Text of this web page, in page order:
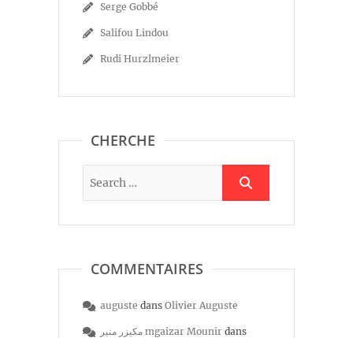
Serge Gobbé
Salifou Lindou
Rudi Hurzlmeier
CHERCHE
COMMENTAIRES
auguste dans Olivier Auguste
مكيزر منير mgaizar Mounir dans